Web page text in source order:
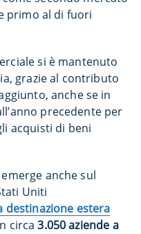
primo al di fuori
si è mantenuto
grazie al contributo
anche se in
precedente per
acquisti di beni
anche sul
Uniti
destinazione estera
circa3.050 aziende a